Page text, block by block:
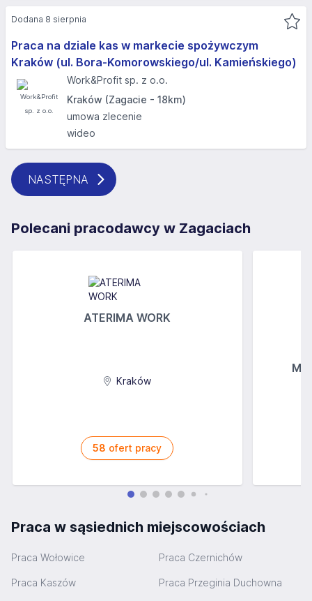
Praca na dziale kas w markecie spożywczym
Kraków (ul. Bora-Komorowskiego/ul. Kamieńskiego)
Work&Profit sp. z o.o.
Kraków (Zagacie - 18km)
umowa zlecenie
wideo
Dodana 8 sierpnia
NASTĘPNA
Polecani pracodawcy w Zagaciach
ATERIMA WORK
Kraków
58 ofert pracy
Praca w sąsiednich miejscowościach
Praca Wołowice Praca Czernichów
Praca Kaszów Praca Przeginia Duchowna